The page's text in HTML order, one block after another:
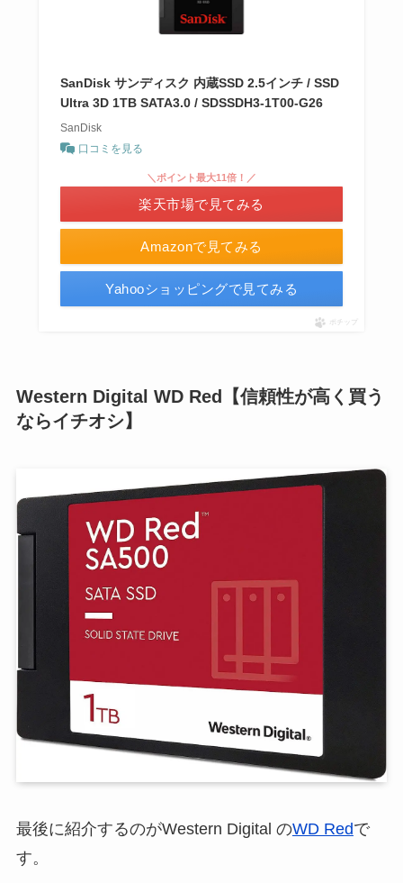
SanDisk サンディスク 内蔵SSD 2.5インチ / SSD
Ultra 3D 1TB SATA3.0 / SDSSDH3-1T00-G26
SanDisk
口コミを見る
Amazonで見てみる
＼ポイント最大11倍！／
楽天市場で見てみる
Yahooショッピングで見てみる
ポチップ
Western Digital WD Red【信頼性が高く買う
ならイチオシ】
最後に紹介するのがWestern Digital のWD Redで
す。